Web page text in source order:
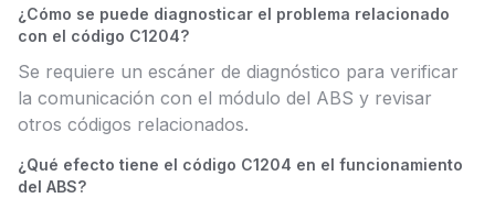
¿Cómo se puede diagnosticar el problema relacionado
con el código C1204?
Se requiere un escáner de diagnóstico para verificar
la comunicación con el módulo del ABS y revisar
otros códigos relacionados.
¿Qué efecto tiene el código C1204 en el funcionamiento
del ABS?